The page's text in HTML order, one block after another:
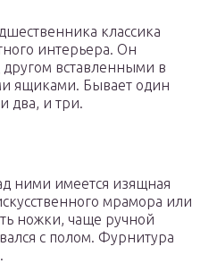
классика
интерьера. Он
другом вставленными в
ящиками. Бывает один
два, и три.
ними имеется изящная
мрамора или
ножки, чаще ручной
с полом. Фурнитура